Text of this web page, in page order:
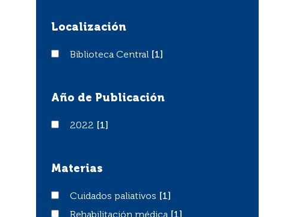
Localización
Biblioteca Central
Biblioteca Central [1]
Año de Publicación
20222022 [1]
Materias
Cuidados paliativos
Cuidados paliativos
[1]